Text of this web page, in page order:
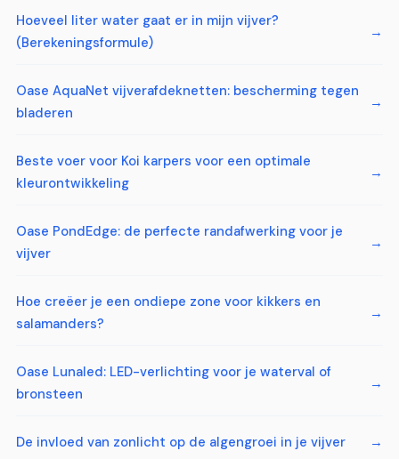
Hoeveel liter water gaat er in mijn vijver?
(Berekeningsformule)
Oase AquaNet vijverafdeknetten: bescherming tegen
bladeren
Beste voer voor Koi karpers voor een optimale
kleurontwikkeling
Oase PondEdge: de perfecte randafwerking voor je
vijver
Hoe creëer je een ondiepe zone voor kikkers en
salamanders?
Oase Lunaled: LED-verlichting voor je waterval of
bronsteen
De invloed van zonlicht op de algengroei in je vijver